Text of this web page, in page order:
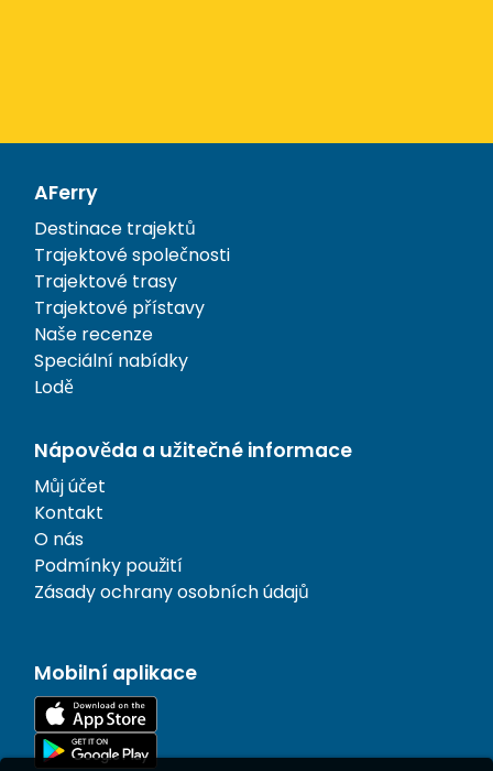
AFerry
Destinace trajektů
Trajektové společnosti
Trajektové trasy
Trajektové přístavy
Naše recenze
Speciální nabídky
Lodě
Nápověda a užitečné informace
Můj účet
Kontakt
O nás
Podmínky použití
Zásady ochrany osobních údajů
Mobilní aplikace